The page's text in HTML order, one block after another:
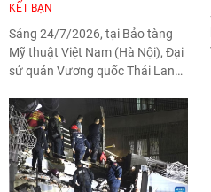
KẾT BẠN
Sáng 24/7/2026, tại Bảo tàng
Mỹ thuật Việt Nam (Hà Nội), Đại
sứ quán Vương quốc Thái Lan
tấn xã Việt Nam tổ chức khai
mạc Triển lãm ảnh "Lăng kính
ngoại giao: 50 năm quan hệ Thái
Lan – Việt Nam" diễn ra từ ngày
24 đến 30/7/2026.